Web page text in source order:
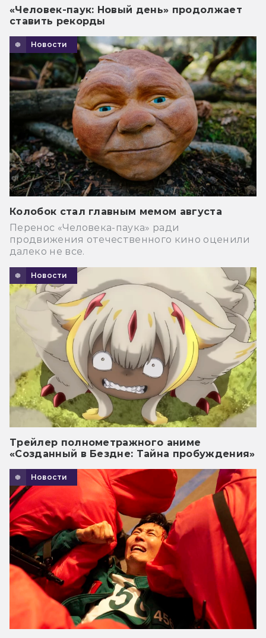
«Человек-паук: Новый день» продолжает
ставить рекорды
Новости
Колобок стал главным мемом августа
Перенос «Человека-паука» ради
продвижения отечественного кино оценили
далеко не все.
Новости
Трейлер полнометражного аниме
«Созданный в Бездне: Тайна пробуждения»
Новости